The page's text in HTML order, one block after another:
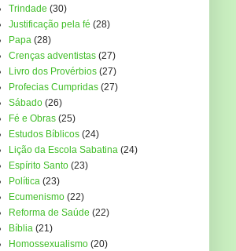
Trindade (30)
Justificação pela fé (28)
Papa (28)
Crenças adventistas (27)
Livro dos Provérbios (27)
Profecias Cumpridas (27)
Sábado (26)
Fé e Obras (25)
Estudos Bíblicos (24)
Lição da Escola Sabatina (24)
Espírito Santo (23)
Política (23)
Ecumenismo (22)
Reforma de Saúde (22)
Bíblia (21)
Homossexualismo (20)